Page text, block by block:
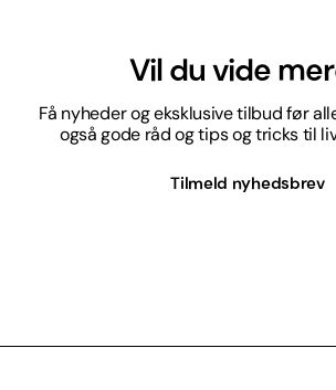
Vil du vide
Få nyheder og eksklusive tilbud før
også gode råd og tips og tricks til
Tilmeld nyhedsbrev